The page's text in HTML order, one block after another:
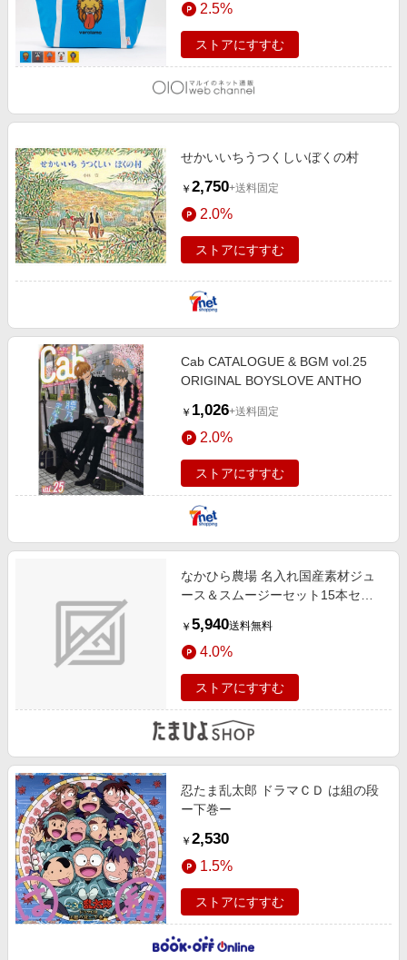
2.5%
ストアにすすむ
せかいいちうつくしいぼくの村
￥ 2,750+送料固定
2.0%
ストアにすすむ
Cab CATALOGUE & BGM vol.25
ORIGINAL BOYSLOVE ANTHO
￥ 1,026+送料固定
2.0%
ストアにすすむ
なかひら農場 名入れ国産素材ジュ
ース＆スムージーセット15本セッ
￥ 5,940送料無料
4.0%
ストアにすすむ
忍たま乱太郎 ドラマＣＤ は組の段
ー下巻ー
￥ 2,530
1.5%
ストアにすすむ